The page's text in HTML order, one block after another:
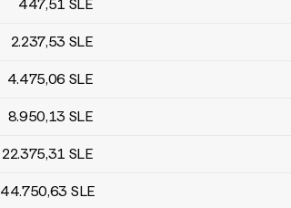
447,51 SLE
2.237,53 SLE
4.475,06 SLE
8.950,13 SLE
22.375,31 SLE
44.750,63 SLE